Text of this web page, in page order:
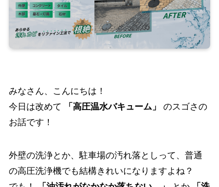
みなさん、こんにちは！
今日は改めて
「高圧温水バキューム」
のスゴさの
お話です！
外壁の洗浄とか、駐車場の汚れ落としって、普通
の高圧洗浄機でも結構きれいになりますよね？